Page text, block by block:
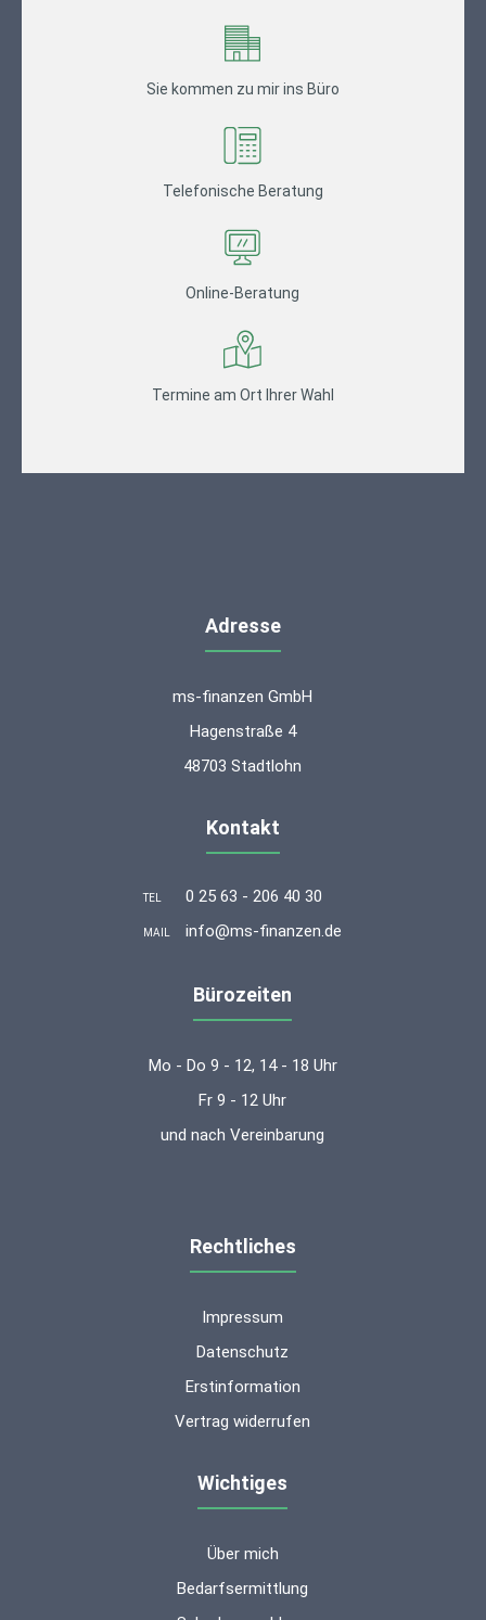
Sie kommen zu mir ins Büro
Telefonische Beratung
Online-Beratung
Termine am Ort Ihrer Wahl
Adresse
ms-finanzen GmbH
Hagenstraße 4
48703 Stadtlohn
Kontakt
TEL 0 25 63 - 206 40 30
MAIL info@ms-finanzen.de
Bürozeiten
Mo - Do 9 - 12, 14 - 18 Uhr
Fr 9 - 12 Uhr
und nach Vereinbarung
Rechtliches
Impressum
Datenschutz
Erstinformation
Vertrag widerrufen
Wichtiges
Über mich
Bedarfsermittlungms-finanzen GmbH